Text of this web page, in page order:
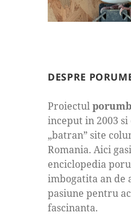
DESPRE
Proiectul
inceput in 2003 si
„batran” site
Romania. Aici
enciclopedia
imbogatita an de
pasiune pentru
fascinanta.